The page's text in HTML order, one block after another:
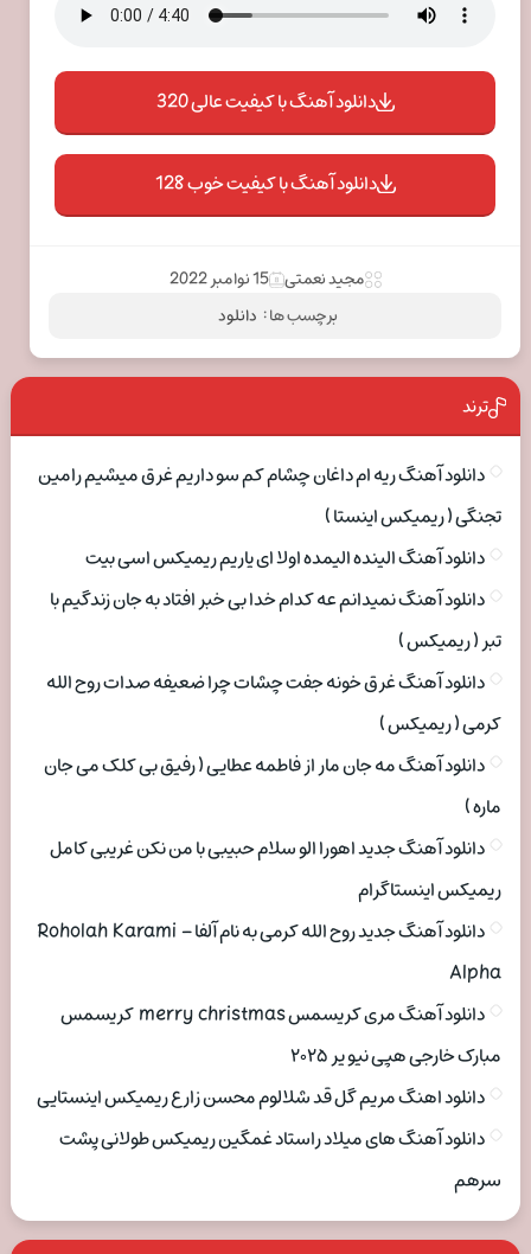
دانلود آهنگ با کیفیت عالی 320
دانلود آهنگ با کیفیت خوب 128
مجید نعمتی 15 نوامبر 2022
برچسب ها : دانلود
ترند
دانلود آهنگ ریه ام داغان چشام کم سو داریم غرق میشیم رامین
تجنگی ( ریمیکس اینستا )
دانلود آهنگ الینده الیمده اولا ای یاریم ریمیکس اسی بیت
دانلود آهنگ نمیدانم عه کدام خدا بی خبر افتاد به جان زندگیم با
تبر ( ریمیکس )
دانلود آهنگ غرق خونه جفت چشات چرا ضعیفه صدات روح الله
کرمی ( ریمیکس )
دانلود آهنگ مه جان مار از فاطمه عطایی ( رفیق بی کلک می جان
ماره )
دانلود آهنگ جدید اهورا الو سلام حبیبی با من نکن غریبی کامل
ریمیکس اینستاگرام
دانلود آهنگ جدید روح الله کرمی به نام آلفا Roholah Karami –
Alpha
دانلود آهنگ مری کریسمس merry christmas کریسمس
مبارک خارجی هپی نیو یر ۲۰۲۵
دانلود اهنگ مریم گل قد شلالوم محسن زارع ریمیکس اینستایی
دانلود آهنگ های میلاد راستاد غمگین ریمیکس طولانی پشت
سرهم